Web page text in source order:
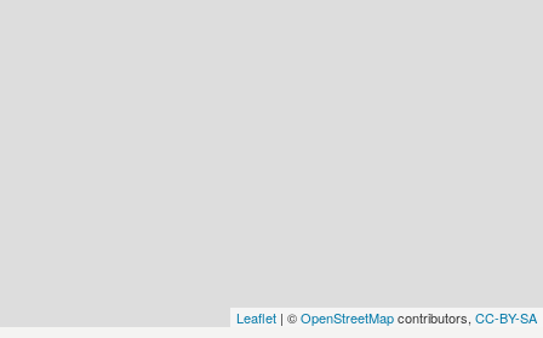
Leaflet | ©OpenStreetMapcontributors, CC-BY-SA